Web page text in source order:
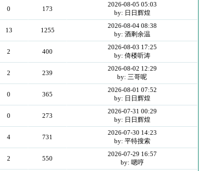
0 173
2026-08-05 05:03
by: 日日辉煌
13 1255
2026-08-04 08:38
by: 酒剩余温
2 400
2026-08-03 17:25
by: 倚楼听涛
2 239
2026-08-02 12:29
by: 三哥呢
0 365
2026-08-01 07:52
by: 日日辉煌
0 273
2026-07-31 00:29
by: 日日辉煌
4 731
2026-07-30 14:23
by: 平特搜索
2 550
2026-07-29 16:57
by: 嗯哼